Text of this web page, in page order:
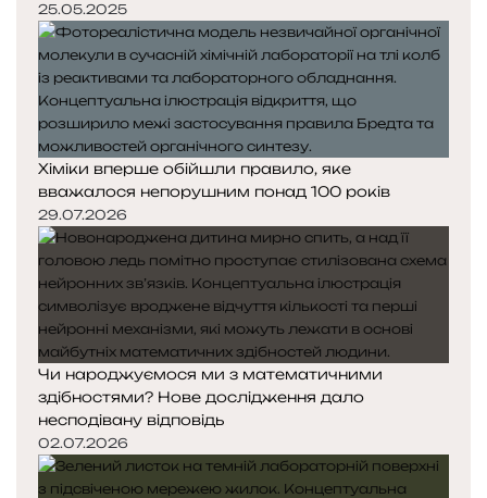
25.05.2025
Хіміки вперше обійшли правило, яке
вважалося непорушним понад 100 років
29.07.2026
Чи народжуємося ми з математичними
здібностями? Нове дослідження дало
несподівану відповідь
02.07.2026